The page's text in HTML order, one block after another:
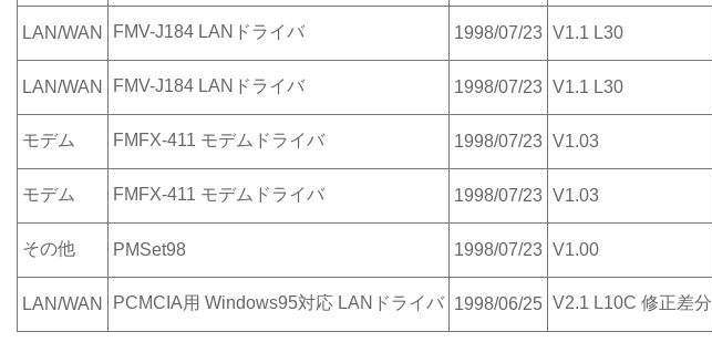
LAN/WAN FMV-J184 LANドライバ 1998/07/23 V1.1 L30
LAN/WAN FMV-J184 LANドライバ 1998/07/23 V1.1 L30
モデム FMFX-411 モデムドライバ 1998/07/23 V1.03
モデム FMFX-411 モデムドライバ 1998/07/23 V1.03
その他 PMSet98 1998/07/23 V1.00
LAN/WAN PCMCIA用 Windows95対応 LANドライバ 1998/06/25 V2.1 L10C 修正差分